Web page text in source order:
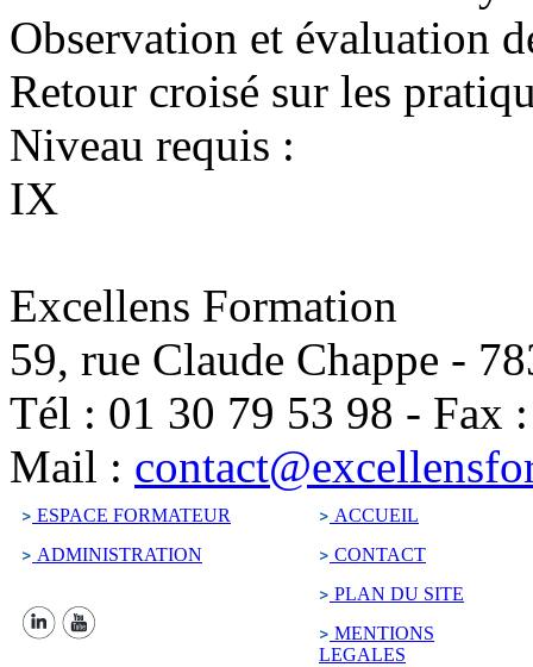
Observation et évaluation
Retour croisé sur les
Niveau requis :
IX
Excellens Formation
59, rue Claude Chappe -
Tél : 01 30 79 53 98 - Fax
Mail :
ESPACE FORMATEUR
ACCUEIL
ADMINISTRATION
CONTACT
PLAN DU SITE
MENTIONS
LEGALES